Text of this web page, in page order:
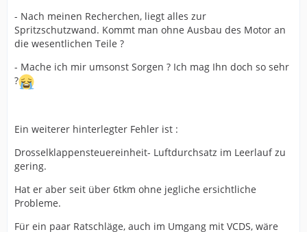
- Nach meinen Recherchen, liegt alles zur
Spritzschutzwand. Kommt man ohne Ausbau des Motor an
die wesentlichen Teile ?
- Mache ich mir umsonst Sorgen ? Ich mag Ihn doch so sehr
?
Ein weiterer hinterlegter Fehler ist :
Drosselklappensteuereinheit- Luftdurchsatz im Leerlauf zu
gering.
Hat er aber seit über 6tkm ohne jegliche ersichtliche
Probleme.
Für ein paar Ratschläge, auch im Umgang mit VCDS, wäre